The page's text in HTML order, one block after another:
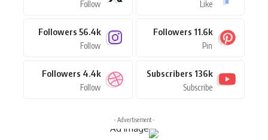
Followers
Followers
Subscribers
Subscribe
4.4k
Followers